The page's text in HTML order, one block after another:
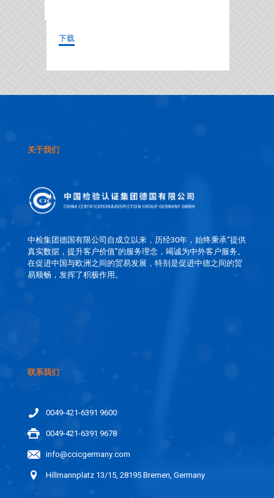
下载
关于我们
中检集团德国有限公司自成立以来，历经30年，始终秉承“提供
真实数据，提升客户价值”的服务理念，竭诚为中外客户服务。
在促进中国与欧洲之间的贸易发展，特别是促进中德之间的贸
易顺畅，发挥了积极作用。
联系我们
0049-421-6391 9600
0049-421-6391 9678
info@ccicgermany.com
Hillmannplatz 13/15, 28195 Bremen, Germany